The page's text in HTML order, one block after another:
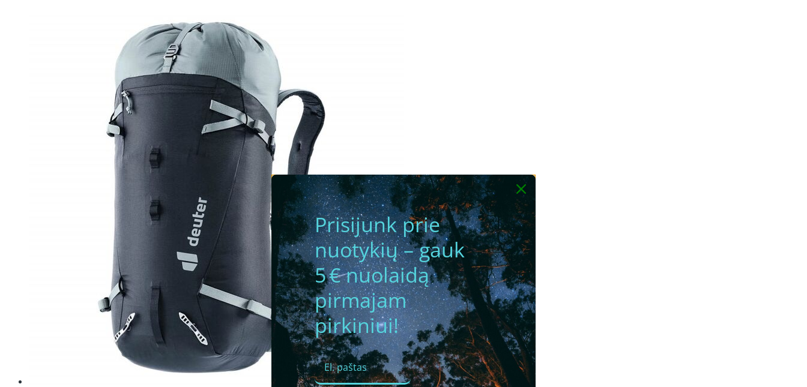
Prisijunk prie
nuotykių – gauk
5 € nuolaidą
pirmajam
pirkiniui!